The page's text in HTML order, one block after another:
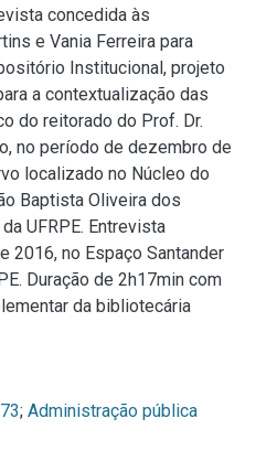
concedida às
e Vania Ferreira para
Institucional, projeto
a contextualização das
do reitorado do Prof. Dr.
no período de dezembro de
localizado no Núcleo do
Baptista Oliveira dos
UFRPE. Entrevista
2016, no Espaço Santander
Duração de 2h17min com
da bibliotecária
; Administração pública